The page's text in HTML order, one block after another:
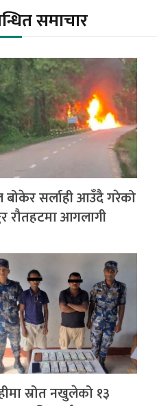
समाचार
बोकेर सर्लाही आउँदै गरेको
रौतहटमा आगलागी
स्रोत नखुलेको १३